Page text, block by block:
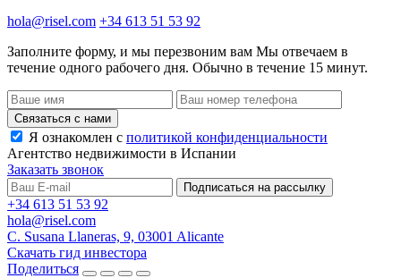
hola@risel.com +34 613 51 53 92
Заполните форму, и мы перезвоним вам Мы отвечаем в
течение одного рабочего дня. Обычно в течение 15 минут.
Связаться с нами
Я ознакомлен с политикой конфиденциальности
Агентство недвижимости в Испании
Заказать звонок
Подписаться на рассылку
+34 613 51 53 92
hola@risel.com
C. Susana Llaneras, 9, 03001 Alicante
Скачать гид инвестора
Поделиться